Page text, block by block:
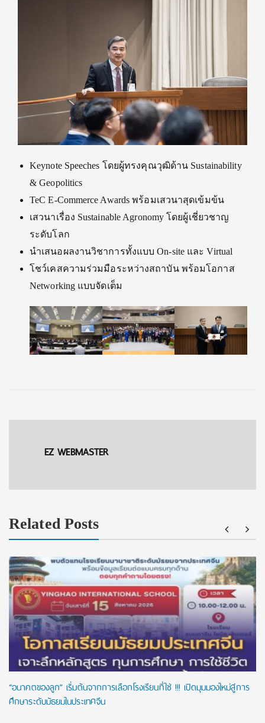
Keynote Speeches โดยผู้ทรงคุณวุฒิด้าน Sustainability
& Geopolitics
TeC E-Commerce Awards พร้อมเสวนาสุดเข้มข้น
เสวนาเรื่อง Sustainable Agronomy โดยผู้เชี่ยวชาญ
ระดับโลก
นำเสนอผลงานวิชาการทั้งแบบ On-site และ Virtual
โชว์เคสความร่วมมือระหว่างสถาบัน พร้อมโอกาส
Networking แบบจัดเต็ม
EZ WEBMASTER
Related Posts
“อนาคตของลูก” เริ่มต้นจากการเลือกโรงเรียนที่ใช่ !!! เปิดมุมมองใหม่สู่การ
ศึกษาระดับมัธยมในประเทศจีน